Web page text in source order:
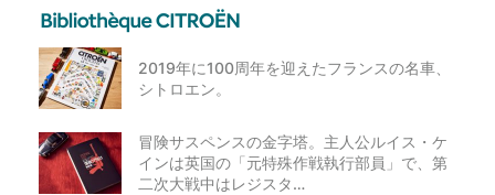
2019年に100周年を迎えたフランスの名車、
シトロエン。
冒険サスペンスの金字塔。主人公ルイス・ケ
インは英国の「元特殊作戦執行部員」で、第
二次大戦中はレジスタ…